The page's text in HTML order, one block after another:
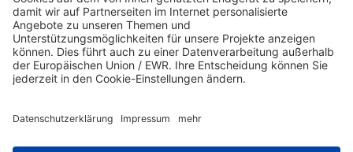
Spendenkonto Diakonie Hessen
Evangelische Bank eG. Kassel
IBAN: DE12520604100004050606
IBAN kopieren